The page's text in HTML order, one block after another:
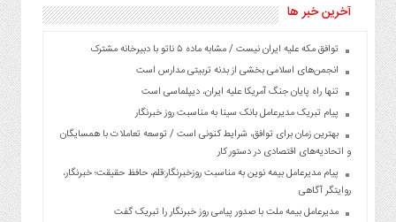
آخرین خبر ها
توافق مکه علیه ایران نیست / مشابه ماده ۵ ناتو با دبیرخانه مشترک
انجمن‌های اسلامی بخشی از بدنه تربیتی مدارس است
تنها راه پایان جنگ آمریکا علیه ایران، دیپلماسی است
پیام تبریک مدیرعامل بانک سینا به مناسبت روز خبرنگار
بهترین زمان برای توافق، شرایط کنونی است / توسعه تعاملات با همسایگان
و اتحادیه‌های اقتصادی در دستور کار
پیام مدیرعامل بیمه نوین به مناسبت روزخبرنگار:قلم، حافظ حقیقت؛ خبرنگار،
روایتگر آگاهی
مدیرعامل بیمه ملت با صدور پیامی روز خبرنگار را تبریک گفت